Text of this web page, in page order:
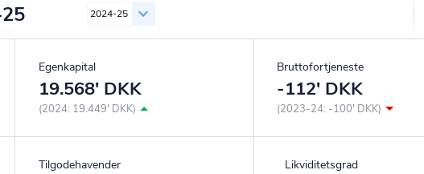
2024-25
Egenkapital
19.568' DKK
(2024: 19.449' DKK)
Bruttofortjeneste
-112' DKK
(2023-24: -100' DKK)
Tilgodehavender Likviditetsgrad